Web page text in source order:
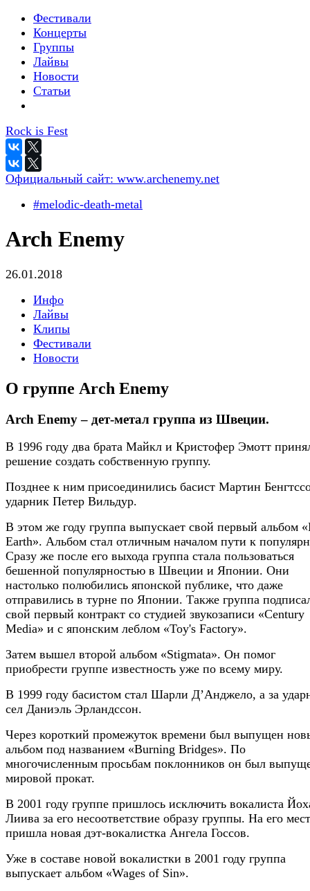
Фестивали
Концерты
Группы
Лайвы
Новости
Статьи
Rock is Fest
Официальный сайт: www.archenemy.net
#melodic-death-metal
Arch Enemy
26.01.2018
Инфо
Лайвы
Клипы
Фестивали
Новости
О группе Arch Enemy
Arch Enemy – дет-метал группа из Швеции.
В 1996 году два брата Майкл и Кристофер Эмотт
решение создать собственную группу.
Позднее к ним присоединились басист Мартин
ударник Петер Вильдур.
В этом же году группа выпускает свой первый альбом
Earth». Альбом стал отличным началом пути к
Сразу же после его выхода группа стала пользоваться
бешенной популярностью в Швеции и Японии. Они
настолько полюбились японской публике, что даже
отправились в турне по Японии. Также группа
свой первый контракт со студией звукозаписи «Century
Media» и с японским леблом «Toy's Factory».
Затем вышел второй альбом «Stigmata». Он помог
приобрести группе известность уже по всему миру.
В 1999 году басистом стал Шарли Д’Анджело, а за
сел Даниэль Эрландссон.
Через короткий промежуток времени был выпущен
альбом под названием «Burning Bridges». По
многочисленным просьбам поклонников он был
мировой прокат.
В 2001 году группе пришлось исключить вокалиста
Лиива за его несоответствие образу группы. На его
пришла новая дэт-вокалистка Ангела Госсов.
Уже в составе новой вокалистки в 2001 году группа
выпускает альбом «Wages of Sin».